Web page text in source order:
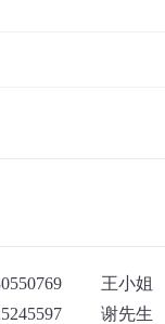
王小姐
谢先生